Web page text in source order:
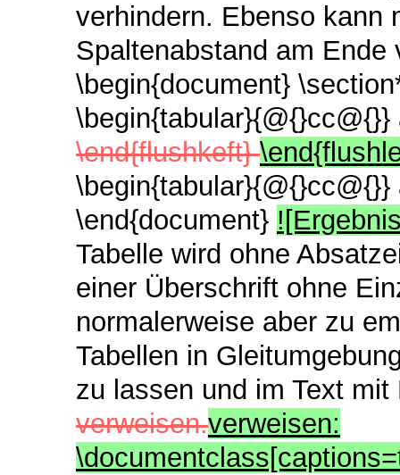
verhindern. Ebenso kann
Spaltenabstand am
\begin{document}
\end{flushkeft}
\end{document}
Tabelle wird ohne
einer Überschrift ohne
normalerweise aber zu
Tabellen in
zu lassen und im Text
verweisen.verweisen: